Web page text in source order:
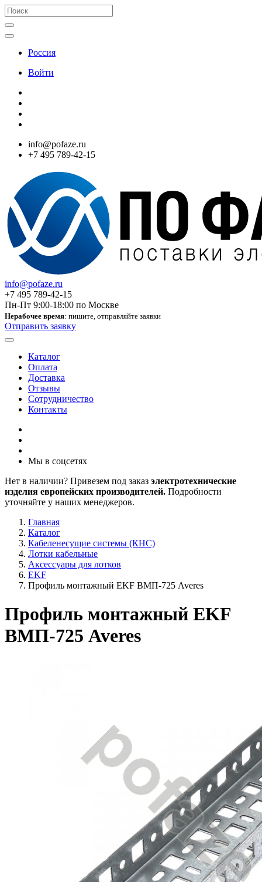
Россия
Войти
info@pofaze.ru
+7 495 789-42-15
info@pofaze.ru
+7 495 789-42-15
Пн-Пт 9:00-18:00 по Москве
Нерабочее время: пишите, отправляйте заявки
Отправить заявку
Каталог
Оплата
Доставка
Отзывы
Сотрудничество
Контакты
Мы в соцсетях
Нет в наличии? Привезем под заказ электротехнические
изделия европейских производителей. Подробности
уточняйте у наших менеджеров.
Главная
Каталог
Кабеленесущие системы (КНС)
Лотки кабельные
Аксессуары для лотков
EKF
Профиль монтажный EKF ВМП-725 Averes
Профиль монтажный EKF
ВМП-725 Averes